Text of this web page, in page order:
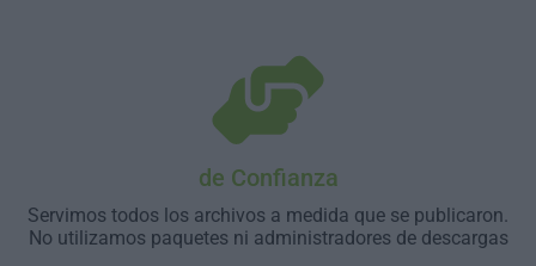
de Confianza
Servimos todos los archivos a medida que se publicaron.
No utilizamos paquetes ni administradores de descargas